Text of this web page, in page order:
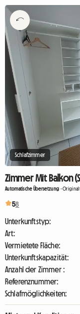
Schlafzimmer
Zimmer Mit Balkon
Automatische Übersetzung -
58
Unterkunftstyp:
Art:
Vermietete Fläche:
Unterkunftskapazität:
Anzahl der Zimmer :
Referenznummer:
Schlafmöglichkeiten: